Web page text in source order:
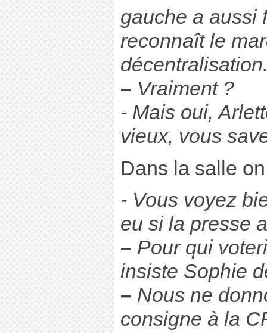
gauche a aussi
reconnaît le
– Vraiment ?
- Mais oui,
vieux, vous
Dans la salle
- Vous voyez
eu si la presse
– Pour qui
insiste Sophie
– Nous ne
consigne à la